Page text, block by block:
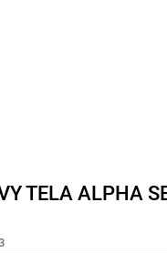
TELA ALPHA